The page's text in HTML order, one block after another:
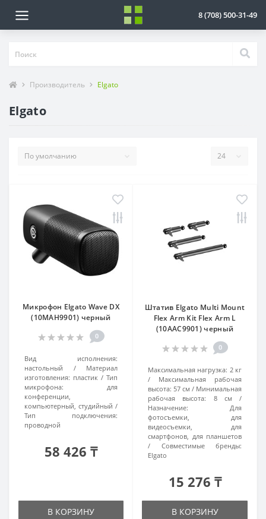
8 (708) 500-31-49
Производитель Elgato
Elgato
Микрофон Elgato Wave DX
(10MAH9901) черный
0
Вид исполнения:
настольный
Материал
изготовления: пластик
Тип
микрофона:
для
конференции,
компьютерный, студийный
Тип подключения:
проводной
58 426 ₸
В КОРЗИНУ
Штатив Elgato Multi Mount
Flex Arm Kit Flex Arm L
(10AAC9901) черный
0
Максимальная нагрузка: 2 кг
Максимальная рабочая
высота: 57 см
Минимальная
рабочая высота:
8 см
Назначение:
Для
фотосъемки, для
видеосъемки, для
смартфонов, для планшетов
Совместимые бренды:
Elgato
15 276 ₸
В КОРЗИНУ